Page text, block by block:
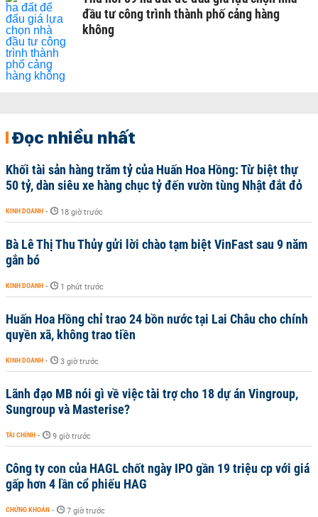
đầu tư công trình thành phố cảng hàng
không
Đọc nhiều nhất
Khối tài sản hàng trăm tỷ của Huấn Hoa Hồng: Từ biệt thự
50 tỷ, dàn siêu xe hàng chục tỷ đến vườn tùng Nhật đắt đỏ
KINH DOANH - 18 giờ trước
Bà Lê Thị Thu Thủy gửi lời chào tạm biệt VinFast sau 9 năm
gắn bó
KINH DOANH - 1 phút trước
Huấn Hoa Hồng chỉ trao 24 bồn nước tại Lai Châu cho chính
quyền xã, không trao tiền
KINH DOANH - 3 giờ trước
Lãnh đạo MB nói gì về việc tài trợ cho 18 dự án Vingroup,
Sungroup và Masterise?
TÀI CHÍNH - 9 giờ trước
Công ty con của HAGL chốt ngày IPO gần 19 triệu cp với giá
gấp hơn 4 lần cổ phiếu HAG
CHỨNG KHOÁN - 7 giờ trước